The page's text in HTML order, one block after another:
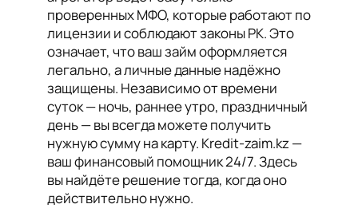
проверенных МФО, которые работают по
лицензии и соблюдают законы РК. Это
означает, что ваш займ оформляется
легально, а личные данные надёжно
защищены. Независимо от времени
суток — ночь, раннее утро, праздничный
день — вы всегда можете получить
нужную сумму на карту. Kredit-zaim.kz —
ваш финансовый помощник 24/7. Здесь
вы найдёте решение тогда, когда оно
действительно нужно.